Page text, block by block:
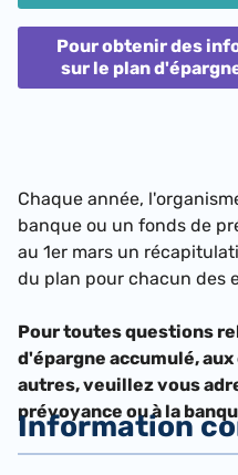
Pour obtenir des
sur le plan
Chaque année,
banque ou un fonds de
au 1er mars un
du plan pour chacun des
Pour toutes questions
d'épargne accumulé,
autres, veuillez vous
prévoyance ou à la